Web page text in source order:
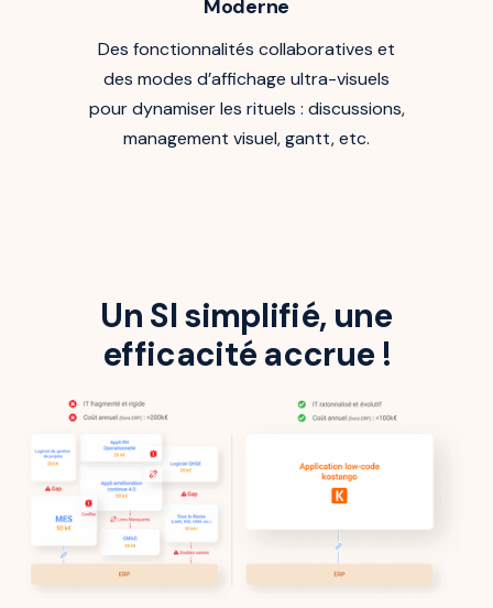
Moderne
Des fonctionnalités collaboratives et
des modes d’affichage ultra-visuels
pour dynamiser les rituels : discussions,
management visuel, gantt, etc.
Un SI simplifié, une
efficacité accrue !